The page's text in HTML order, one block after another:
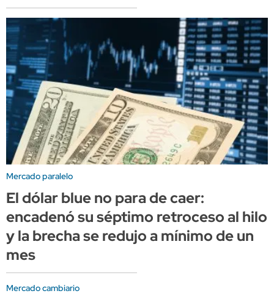
Mercado paralelo
El dólar blue no para de caer:
encadenó su séptimo retroceso al hilo
y la brecha se redujo a mínimo de un
mes
Mercado cambiario